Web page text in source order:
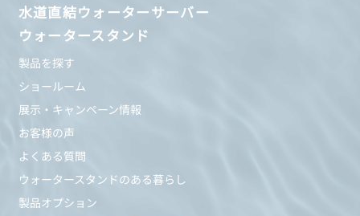
水道直結ウォーターサーバー
ウォータースタンド
製品を探す
ショールーム
展示・キャンペーン情報
お客様の声
よくある質問
ウォータースタンドのある暮らし
製品オプション